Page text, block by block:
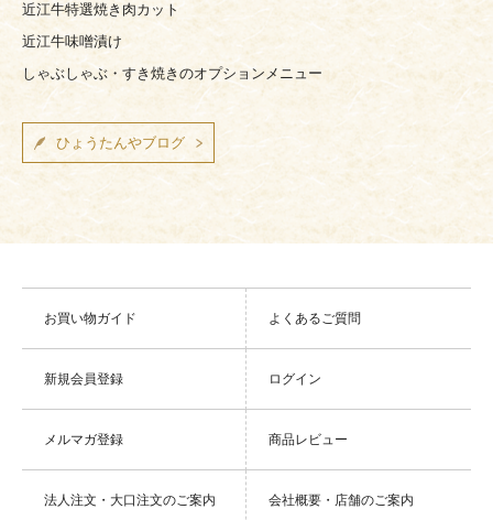
近江牛特選焼き肉カット
近江牛味噌漬け
しゃぶしゃぶ・すき焼きのオプションメニュー
ひょうたんやブログ
お買い物ガイド よくあるご質問
新規会員登録 ログイン
メルマガ登録 商品レビュー
法人注文・大口注文のご案内 会社概要・店舗のご案内